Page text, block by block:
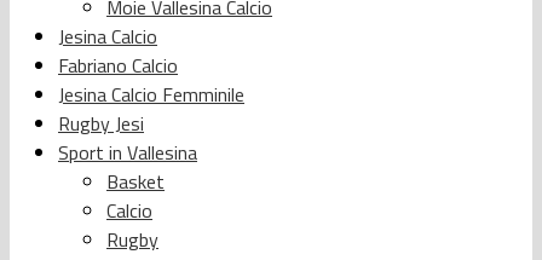
Moie Vallesina Calcio
Jesina Calcio
Fabriano Calcio
Jesina Calcio Femminile
Rugby Jesi
Sport in Vallesina
Basket
Calcio
Rugby